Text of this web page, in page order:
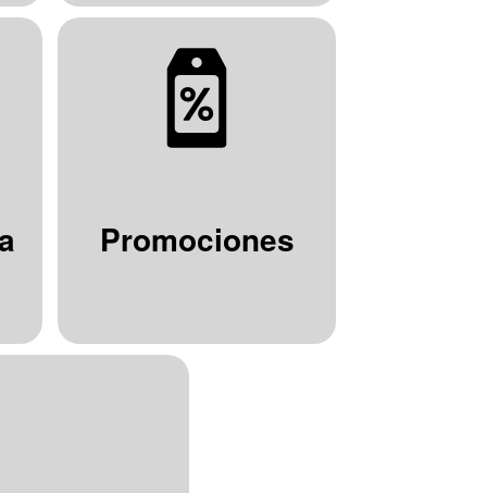
Promociones